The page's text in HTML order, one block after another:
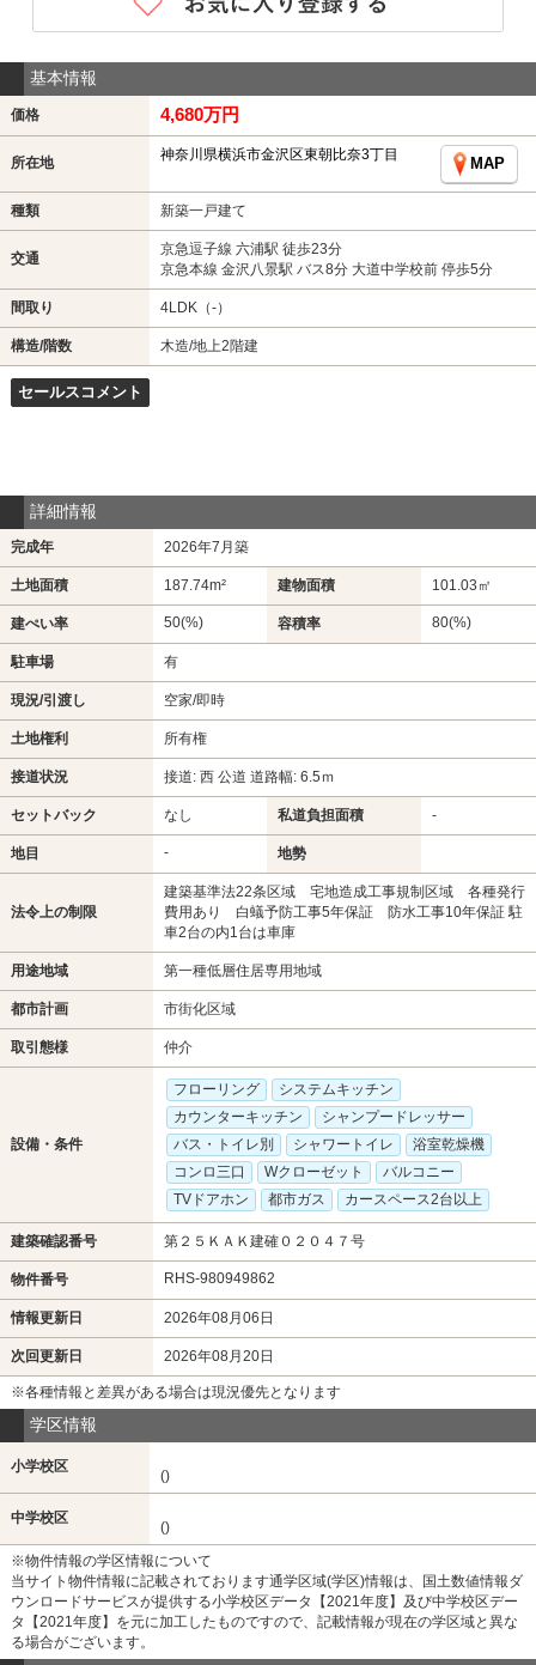
基本情報
価格 4,680万円
所在地 神奈川県横浜市金沢区東朝比奈3丁目
MAP
種類 新築一戸建て
交通
京急逗子線 六浦駅 徒歩23分
京急本線 金沢八景駅 バス8分 大道中学校前 停歩5分
間取り 4LDK（-）
構造/階数 木造/地上2階建
セールスコメント
詳細情報
完成年 2026年7月築
土地面積 187.74m² 建物面積 101.03㎡
建ぺい率 50(%) 容積率 80(%)
駐車場 有
現況/引渡し 空家/即時
土地権利 所有権
接道状況 接道: 西 公道 道路幅: 6.5ｍ
セットバック なし 私道負担面積 -
地目 - 地勢
法令上の制限
建築基準法22条区域 宅地造成工事規制区域 各種発行
費用あり 白蟻予防工事5年保証 防水工事10年保証 駐
車2台の内1台は車庫
用途地域 第一種低層住居専用地域
都市計画 市街化区域
取引態様 仲介
設備・条件
フローリング
システムキッチン
カウンターキッチン
シャンプードレッサー
バス・トイレ別
シャワートイレ
浴室乾燥機
コンロ三口
Wクローゼット
バルコニー
TVドアホン
都市ガス カースペース2台以上
建築確認番号 第２５ＫＡＫ建確０２０４７号
物件番号 RHS-980949862
情報更新日 2026年08月06日
次回更新日 2026年08月20日
※各種情報と差異がある場合は現況優先となります
学区情報
小学校区
()
中学校区
()
※物件情報の学区情報について
当サイト物件情報に記載されております通学区域(学区)情報は、国土数値情報ダ
ウンロードサービスが提供する小学校区データ【2021年度】及び中学校区デー
タ【2021年度】を元に加工したものですので、記載情報が現在の学区域と異な
る場合がございます。